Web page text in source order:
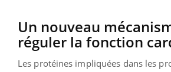
Un nouveau
réguler la fonction
Les protéines impliquées dans les